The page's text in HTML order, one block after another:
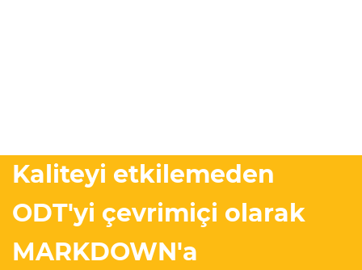
Kaliteyi etkilemeden
ODT'yi çevrimiçi olarak
MARKDOWN'a